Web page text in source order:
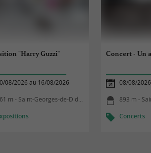
"Harry Guzzi"
08/2026 au 16/08/2026
m - Saint-Georges-de-Didonne
Concert - Un
08/08/2026
893 m -
Concerts